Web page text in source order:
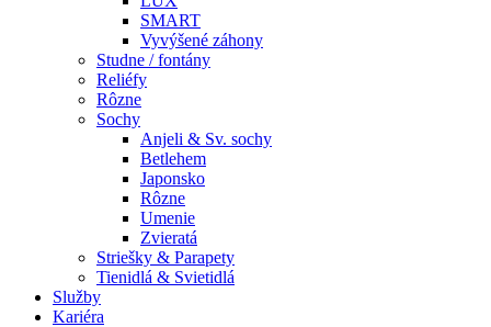
SMART
Vyvýšené záhony
Studne / fontány
Reliéfy
Rôzne
Sochy
Anjeli & Sv. sochy
Betlehem
Japonsko
Rôzne
Umenie
Zvieratá
Striešky & Parapety
Tienidlá & Svietidlá
Služby
Kariéra